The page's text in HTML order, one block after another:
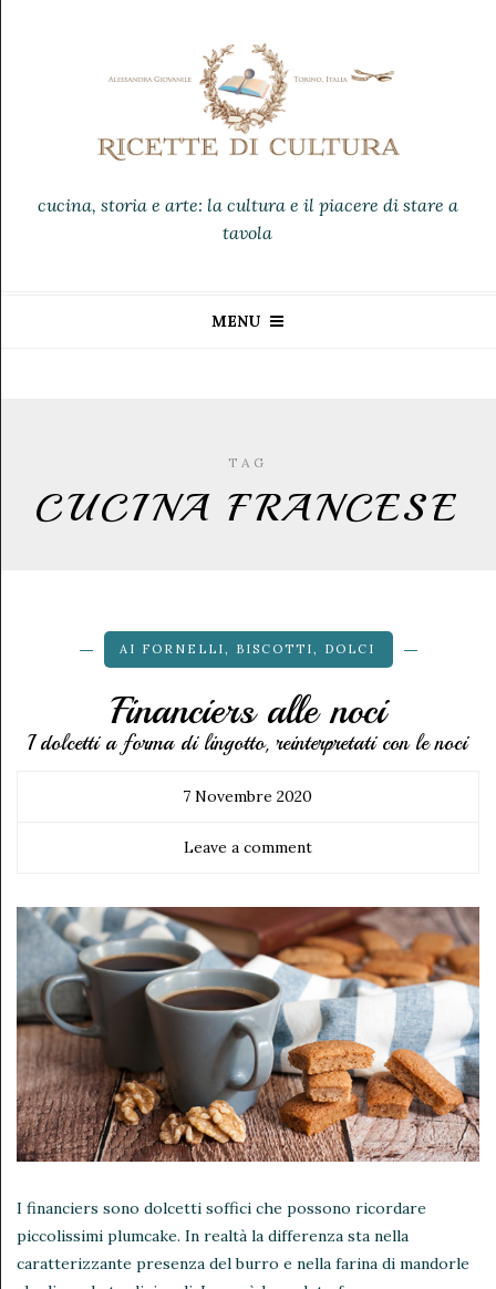
cucina, storia e arte: la cultura e il piacere di stare a
tavola
MENU
TAG
CUCINA FRANCESE
AI FORNELLI , BISCOTTI , DOLCI
Financiers alle noci
I dolcetti a forma di lingotto, reinterpretati con le noci
7 Novembre 2020
Leave a comment
I financiers sono dolcetti soffici che possono ricordare
piccolissimi plumcake. In realtà la differenza sta nella
caratterizzante presenza del burro e nella farina di mandorle